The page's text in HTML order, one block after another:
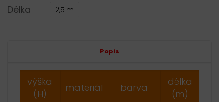
Délka 2,5 m
Popis
výška
(H)
materiál barva
délka
(m)